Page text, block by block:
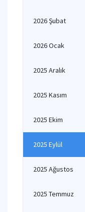
2026 Şubat
2026 Ocak
2025 Aralık
2025 Kasım
2025 Ekim
2025 Eylül
2025 Ağustos
2025 Temmuz